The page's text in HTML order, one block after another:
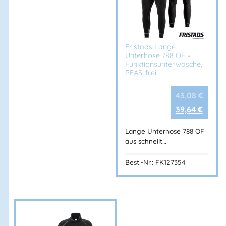
Fristads Lange
Unterhose 788 OF –
Funktionsunterwäsche,
PFAS-frei
43,08€
39,64 €
Lange Unterhose 788 OF
aus schnellt…
Best.-Nr.: FK127354